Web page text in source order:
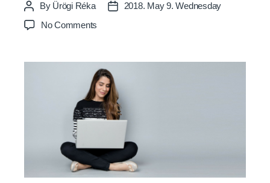
Post
author
By Ürögi Réka
Post2018. May 9. Wednesday
No Comments
avagy
a
kulcs
az
életemhez
Mikor?
Hogyan?